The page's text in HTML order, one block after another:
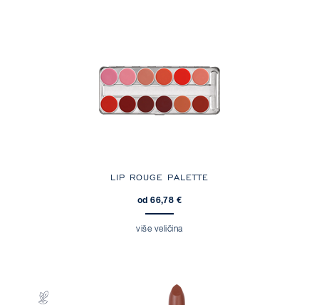
LIP ROUGE PALETTE
od 66,78 €
više veličina